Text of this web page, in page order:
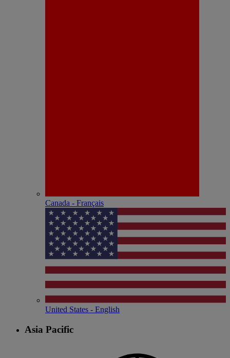
Canada - Français
United States - English
Asia Pacific